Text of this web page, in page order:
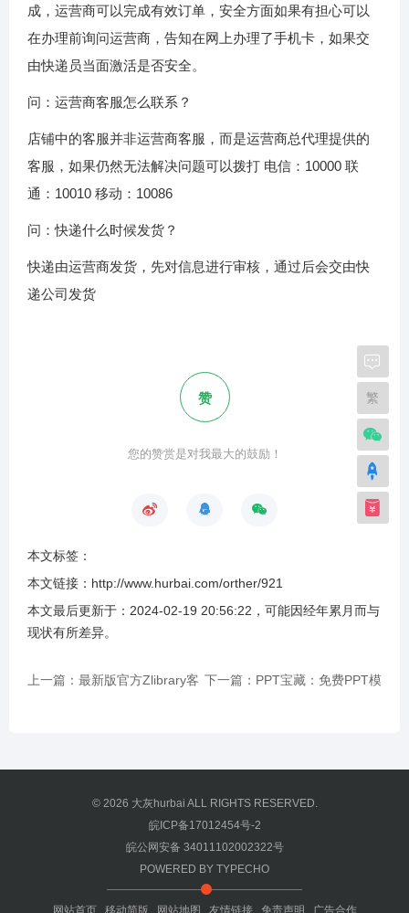
成，运营商可以完成有效订单，安全方面如果有担心可以
在办理前询问运营商，告知在网上办理了手机卡，如果交
由快递员当面激活是否安全。
问：运营商客服怎么联系？
店铺中的客服并非运营商客服，而是运营商总代理提供的
客服，如果仍然无法解决问题可以拨打 电信：10000 联
通：10010 移动：10086
问：快递什么时候发货？
快递由运营商发货，先对信息进行审核，通过后会交由快
递公司发货
赞
您的赞赏是对我最大的鼓励！
本文标签：
本文链接： http://www.hurbai.com/orther/921
本文最后更新于： 2024-02-19 20:56:22 ，可能因经年累月而与
现状有所差异。
上一篇：最新版官方Zlibrary客 下一篇：PPT宝藏：免费PPT模
© 2026 大灰hurbai ALL RIGHTS RESERVED.
皖ICP备17012454号-2
皖公网安备 34011102002322号
POWERED BY TYPECHO
网站首页 移动简版 网站地图 友情链接 免责声明 广告合作
繁